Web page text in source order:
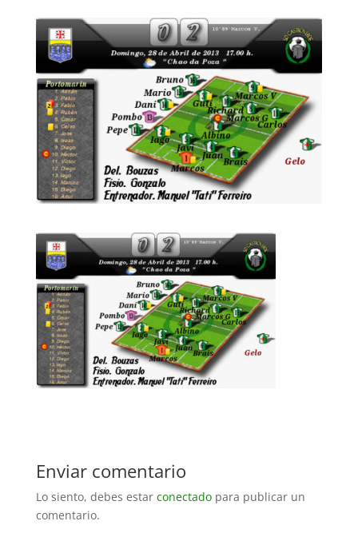
Enviar comentario
Lo siento, debes estar conectadopara publicar un
comentario.